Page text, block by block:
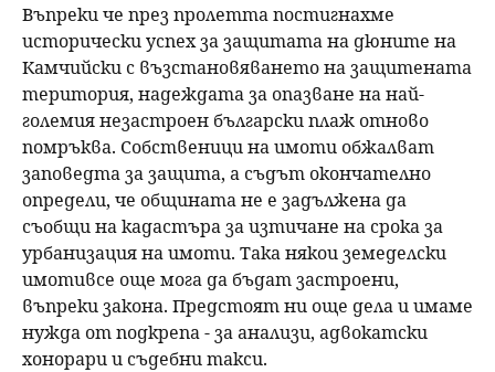
Въпреки че през пролетта постигнахме
исторически успех за защитата на дюните на
Камчийски с възстановяването на защитената
територия, надеждата за опазване на най-
големия незастроен български плаж отново
помръква. Собственици на имоти обжалват
заповедта за защита, а съдът окончателно
определи, че общината не е задължена да
съобщи на кадастъра за изтичане на срока за
урбанизация на имоти. Така някои земеделски
имотивсе още мога да бъдат застроени,
въпреки закона. Предстоят ни още дела и имаме
нужда от подкрепа - за анализи, адвокатски
хонорари и съдебни такси.